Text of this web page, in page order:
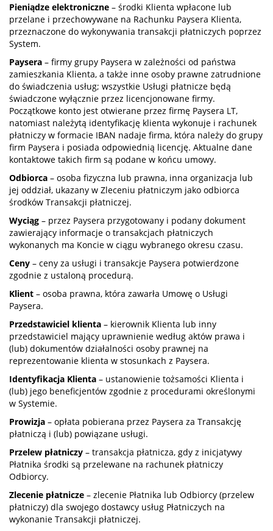
Pieniądze elektroniczne – środki Klienta wpłacone lub
przelane i przechowywane na Rachunku Paysera Klienta,
przeznaczone do wykonywania transakcji płatniczych poprzez
System.
Paysera – firmy grupy Paysera w zależności od państwa
zamieszkania Klienta, a także inne osoby prawne zatrudnione
do świadczenia usług; wszystkie Usługi płatnicze będą
świadczone wyłącznie przez licencjonowane firmy.
Początkowe konto jest otwierane przez firmę Paysera LT,
natomiast należytą identyfikację klienta wykonuje i rachunek
płatniczy w formacie IBAN nadaje firma, która należy do grupy
firm Paysera i posiada odpowiednią licencję. Aktualne dane
kontaktowe takich firm są podane w końcu umowy.
Odbiorca – osoba fizyczna lub prawna, inna organizacja lub
jej oddział, ukazany w Zleceniu płatniczym jako odbiorca
środków Transakcji płatniczej.
Wyciąg – przez Paysera przygotowany i podany dokument
zawierający informacje o transakcjach płatniczych
wykonanych ma Koncie w ciągu wybranego okresu czasu.
Ceny – ceny za usługi i transakcje Paysera potwierdzone
zgodnie z ustaloną procedurą.
Klient – osoba prawna, która zawarła Umowę o Usługi
Paysera.
Przedstawiciel klienta – kierownik Klienta lub inny
przedstawiciel mający uprawnienie według aktów prawa i
(lub) dokumentów działalności osoby prawnej na
reprezentowanie klienta w stosunkach z Paysera.
Identyfikacja Klienta – ustanowienie tożsamości Klienta i
(lub) jego beneficjentów zgodnie z procedurami określonymi
w Systemie.
Prowizja – opłata pobierana przez Paysera za Transakcję
płatniczą i (lub) powiązane usługi.
Przelew płatniczy – transakcja płatnicza, gdy z inicjatywy
Płatnika środki są przelewane na rachunek płatniczy
Odbiorcy.
Zlecenie płatnicze – zlecenie Płatnika lub Odbiorcy (przelew
płatniczy) dla swojego dostawcy usług Płatniczych na
wykonanie Transakcji płatniczej.